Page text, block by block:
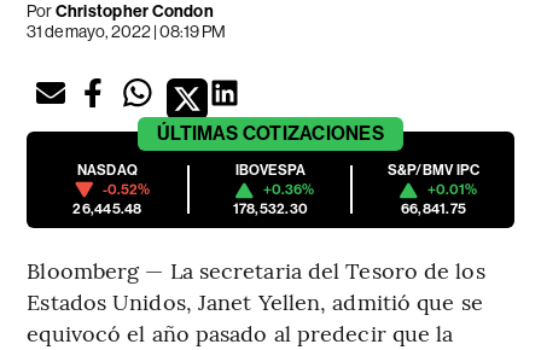
PorChristopher Condon
31 de mayo, 2022 | 08:19 PM
ÚLTIMAS COTIZACIONES
NASDAQ
-0.52%
26,445.48
IBOVESPA
+0.36%
178,532.30
S&P/BMV IPC
+0.01%
66,841.75
Bloomberg — La secretaria del Tesoro de los
Estados Unidos, Janet Yellen, admitió que se
equivocó el año pasado al predecir que la